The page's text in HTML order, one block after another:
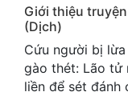
Du Hí
Dã Sử
Dị Giới
Giới thiệu
(Dịch)
Cứu người bị
gào thét: Lão tử
liền để sét đánh